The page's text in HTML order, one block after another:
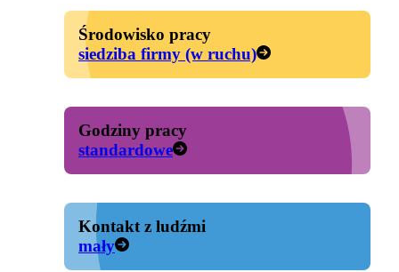
Środowisko pracy
siedziba firmy (w ruchu)
Godziny pracy
standardowe
Kontakt z ludźmi
mały